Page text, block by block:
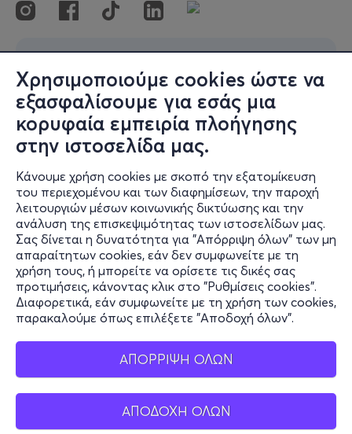
Χρησιμοποιούμε cookies ώστε να
εξασφαλίσουμε για εσάς μια
κορυφαία εμπειρία πλοήγησης
στην ιστοσελίδα μας.
Κάνουμε χρήση cookies με σκοπό την εξατομίκευση
του περιεχομένου και των διαφημίσεων, την παροχή
λειτουργιών μέσων κοινωνικής δικτύωσης και την
ανάλυση της επισκεψιμότητας των ιστοσελίδων μας.
Σας δίνεται η δυνατότητα για "Απόρριψη όλων" των μη
απαραίτητων cookies, εάν δεν συμφωνείτε με τη
χρήση τους, ή μπορείτε να ορίσετε τις δικές σας
προτιμήσεις, κάνοντας κλικ στο "Ρυθμίσεις cookies".
Διαφορετικά, εάν συμφωνείτε με τη χρήση των cookies,
παρακαλούμε όπως επιλέξετε "Αποδοχή όλων".
ΑΠΟΡΡΙΨΗ ΟΛΩΝ
ΑΠΟΔΟΧΗ ΟΛΩΝ